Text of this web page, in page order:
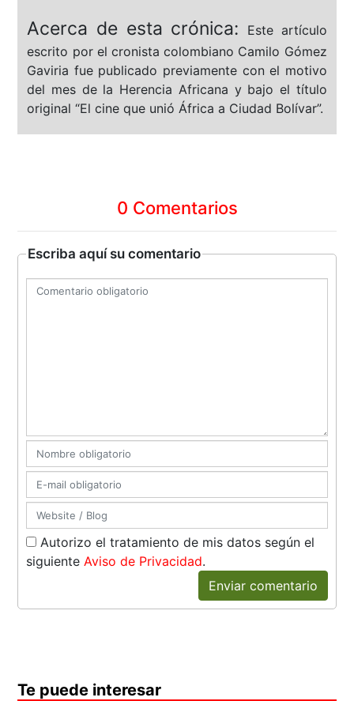
Acerca de esta crónica:
Este artículo
escrito por el cronista colombiano Camilo Gómez
Gaviria fue publicado previamente con el motivo
del mes de la Herencia Africana y bajo el título
original “El cine que unió África a Ciudad Bolívar”.
0 Comentarios
Escriba aquí su comentario
Autorizo el tratamiento de mis datos según el
siguienteAviso de Privacidad.
Enviar comentario
Te puede interesar